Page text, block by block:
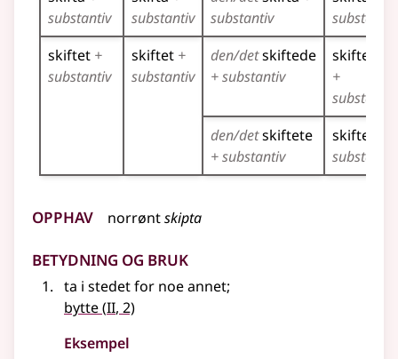
substantiv
substantiv
substantiv
substantiv
skiftet +
substantiv
skiftet +
substantiv
den/detskiftede
+ substantiv
skiftede
+
substantiv
den/detskiftete
+ substantiv
skiftete
substantiv
Opphav norrøntskipta
Betydning og bruk
ta i stedet for noe annet;
bytte(2
II, 2)
Eksempel